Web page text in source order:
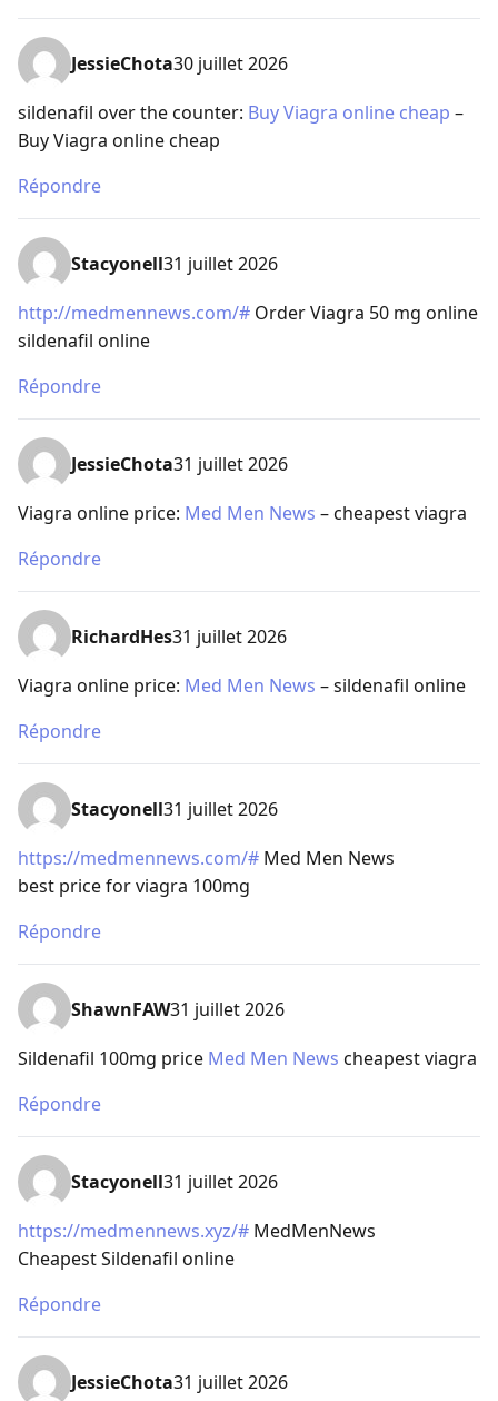
JessieChota30 juillet 2026
sildenafil over the counter: Buy Viagra online cheap –
Buy Viagra online cheap
Répondre
Stacyonell31 juillet 2026
http://medmennews.com/# Order Viagra 50 mg online
sildenafil online
Répondre
JessieChota31 juillet 2026
Viagra online price: Med Men News – cheapest viagra
Répondre
RichardHes31 juillet 2026
Viagra online price: Med Men News – sildenafil online
Répondre
Stacyonell31 juillet 2026
https://medmennews.com/# Med Men News
best price for viagra 100mg
Répondre
ShawnFAW31 juillet 2026
Sildenafil 100mg price Med Men News cheapest viagra
Répondre
Stacyonell31 juillet 2026
https://medmennews.xyz/# MedMenNews
Cheapest Sildenafil online
Répondre
JessieChota31 juillet 2026